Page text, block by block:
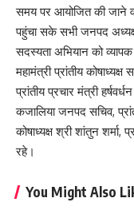
समय पर आयोजित की जाने
पहुंचा सके सभी जनपद
सदस्यता अभियान को
महामंत्री प्रांतीय
प्रांतीय प्रचार मंत्री
कजालिया जनपद सचिव,
कोषाध्यक्ष श्री शांतुन शर्मा,
रहे।
You Might Also